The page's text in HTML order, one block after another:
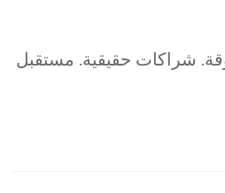
شراكات حقيقية. مستقبل